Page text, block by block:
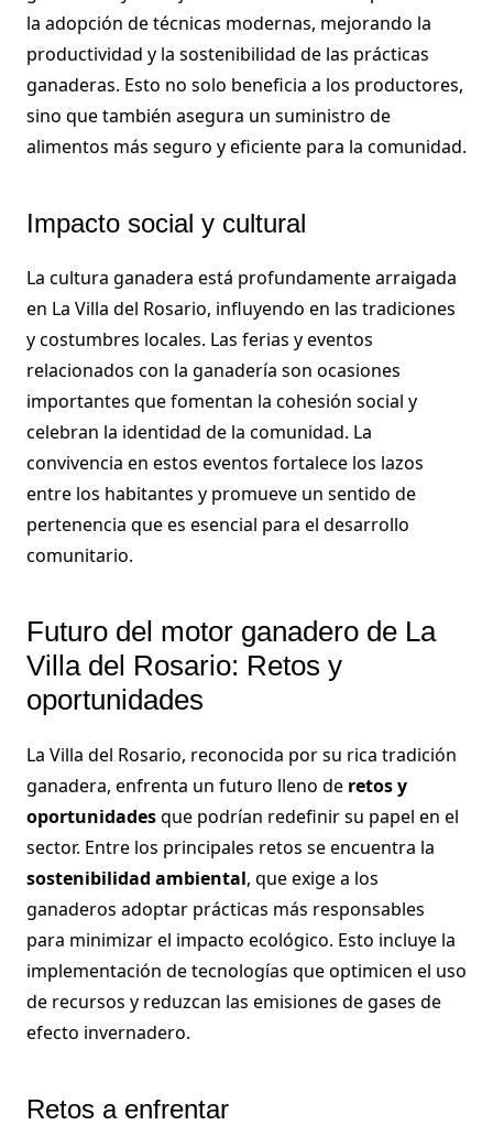
la adopción de técnicas modernas, mejorando la
productividad y la sostenibilidad de las prácticas
ganaderas. Esto no solo beneficia a los productores,
sino que también asegura un suministro de
alimentos más seguro y eficiente para la comunidad.
Impacto social y cultural
La cultura ganadera está profundamente arraigada
en La Villa del Rosario, influyendo en las tradiciones
y costumbres locales. Las ferias y eventos
relacionados con la ganadería son ocasiones
importantes que fomentan la cohesión social y
celebran la identidad de la comunidad. La
convivencia en estos eventos fortalece los lazos
entre los habitantes y promueve un sentido de
pertenencia que es esencial para el desarrollo
comunitario.
Futuro del motor ganadero de La
Villa del Rosario: Retos y
oportunidades
La Villa del Rosario, reconocida por su rica tradición
ganadera, enfrenta un futuro lleno de retos y
oportunidadesque podrían redefinir su papel en el
sector. Entre los principales retos se encuentra la
sostenibilidad ambiental, que exige a los
ganaderos adoptar prácticas más responsables
para minimizar el impacto ecológico. Esto incluye la
implementación de tecnologías que optimicen el uso
de recursos y reduzcan las emisiones de gases de
efecto invernadero.
Retos a enfrentar